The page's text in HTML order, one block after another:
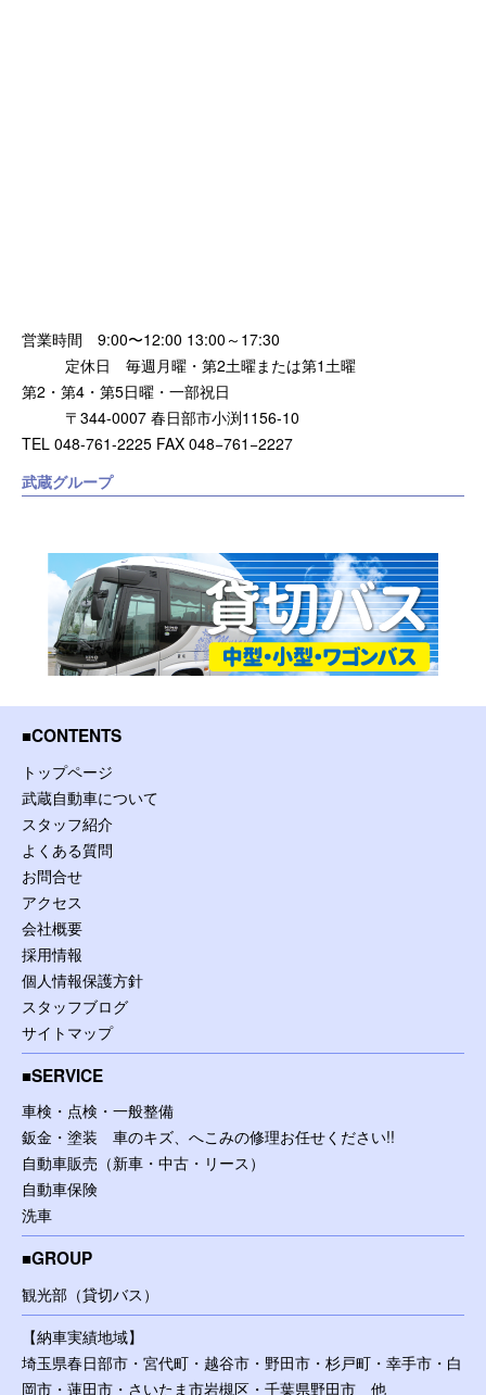
営業時間 9:00〜12:00 13:00～17:30
定休日 毎週月曜・第2土曜または第1土曜
第2・第4・第5日曜・一部祝日
〒344-0007 春日部市小渕1156-10
TEL 048-761-2225 FAX 048−761−2227
武蔵グループ
CONTENTS
トップページ
武蔵自動車について
スタッフ紹介
よくある質問
お問合せ
アクセス
会社概要
採用情報
個人情報保護方針
スタッフブログ
サイトマップ
SERVICE
車検・点検・一般整備
鈑金・塗装 車のキズ、へこみの修理お任せください!!
自動車販売（新車・中古・リース）
自動車保険
洗車
GROUP
観光部（貸切バス）
【納車実績地域】
埼玉県春日部市・宮代町・越谷市・野田市・杉戸町・幸手市・白
岡市・蓮田市・さいたま市岩槻区・千葉県野田市 他